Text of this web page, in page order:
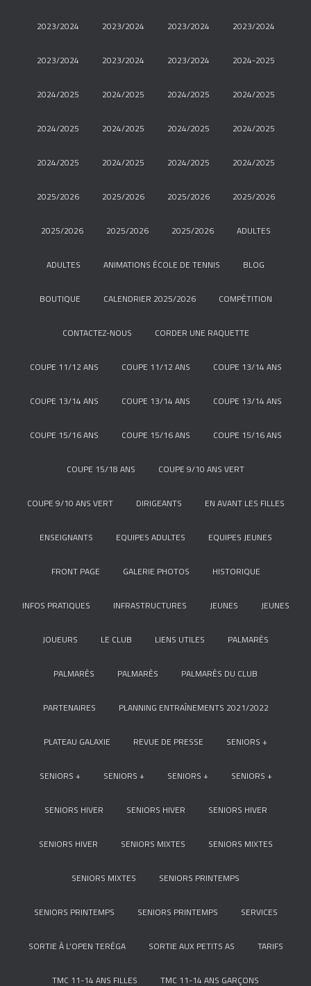
2023/2024 2023/2024 2023/2024 2023/2024
2023/2024 2023/2024 2023/2024 2024-2025
2024/2025 2024/2025 2024/2025 2024/2025
2024/2025 2024/2025 2024/2025 2024/2025
2024/2025 2024/2025 2024/2025 2024/2025
2025/2026 2025/2026 2025/2026 2025/2026
2025/2026 2025/2026 2025/2026 ADULTES
ADULTES ANIMATIONS ÉCOLE DE TENNIS BLOG
BOUTIQUE CALENDRIER 2025/2026 COMPÉTITION
CONTACTEZ-NOUS CORDER UNE RAQUETTE
COUPE 11/12 ANS COUPE 11/12 ANS COUPE 13/14 ANS
COUPE 13/14 ANS COUPE 13/14 ANS COUPE 13/14 ANS
COUPE 15/16 ANS COUPE 15/16 ANS COUPE 15/16 ANS
COUPE 15/18 ANS COUPE 9/10 ANS VERT
COUPE 9/10 ANS VERT DIRIGEANTS EN AVANT LES FILLES
ENSEIGNANTS EQUIPES ADULTES EQUIPES JEUNES
FRONT PAGE GALERIE PHOTOS HISTORIQUE
INFOS PRATIQUES INFRASTRUCTURES JEUNES JEUNES
JOUEURS LE CLUB LIENS UTILES PALMARÈS
PALMARÈS PALMARÈS PALMARÈS DU CLUB
PARTENAIRES PLANNING ENTRAÎNEMENTS 2021/2022
PLATEAU GALAXIE REVUE DE PRESSE SENIORS +
SENIORS + SENIORS + SENIORS + SENIORS +
SENIORS HIVER SENIORS HIVER SENIORS HIVER
SENIORS HIVER SENIORS MIXTES SENIORS MIXTES
SENIORS MIXTES SENIORS PRINTEMPS
SENIORS PRINTEMPS SENIORS PRINTEMPS SERVICES
SORTIE À L’OPEN TERÉGA SORTIE AUX PETITS AS TARIFS
TMC 11-14 ANS FILLES TMC 11-14 ANS GARÇONS